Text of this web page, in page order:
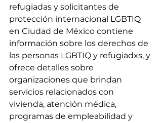
refugiadas y solicitantes de
protección internacional LGBTIQ
en Ciudad de México contiene
información sobre los derechos de
las personas LGBTIQ y refugiadxs, y
ofrece detalles sobre
organizaciones que brindan
servicios relacionados con
vivienda, atención médica,
programas de empleabilidad y